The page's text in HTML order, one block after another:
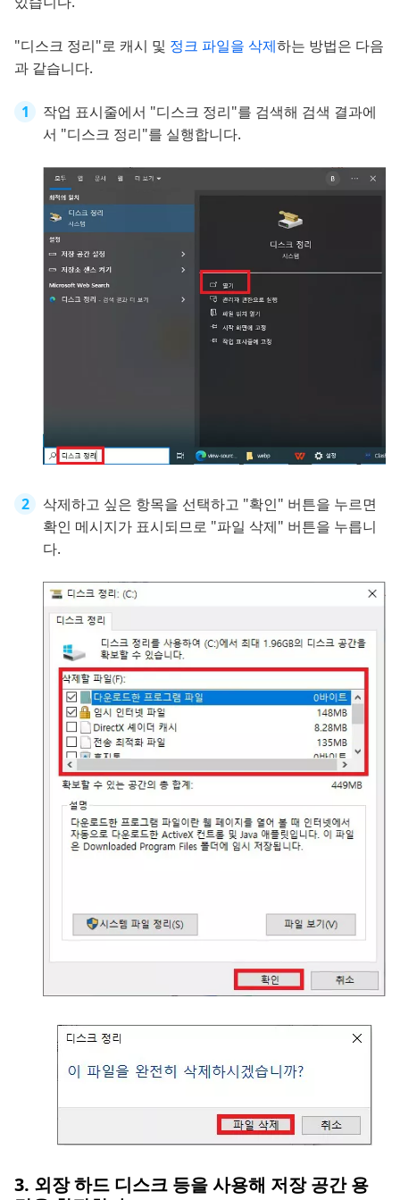
"디스크 정리"로 캐시 및 정크 파일을 삭제하는 방법은 다음
과 같습니다.
작업 표시줄에서 "디스크 정리"를 검색해 검색 결과에
서 "디스크 정리"를 실행합니다.
삭제하고 싶은 항목을 선택하고 "확인" 버튼을 누르면
확인 메시지가 표시되므로 "파일 삭제" 버튼을 누릅니
다.
3. 외장 하드 디스크 등을 사용해 저장 공간 용